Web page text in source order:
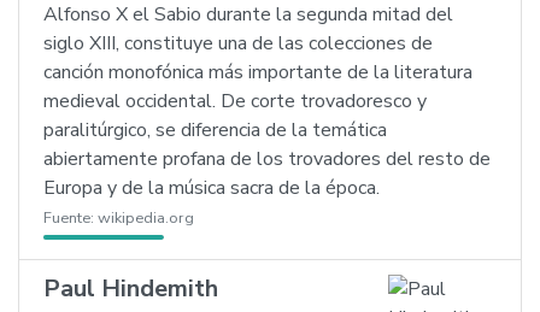
Alfonso X el Sabio durante la segunda mitad del
siglo XIII, constituye una de las colecciones de
canción monofónica más importante de la literatura
medieval occidental. De corte trovadoresco y
paralitúrgico, se diferencia de la temática
abiertamente profana de los trovadores del resto de
Europa y de la música sacra de la época.
Fuente: wikipedia.org
Paul Hindemith